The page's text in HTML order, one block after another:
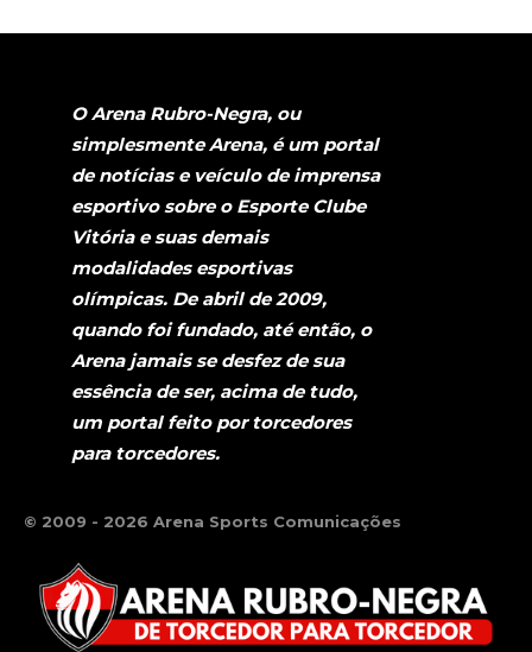
O Arena Rubro-Negra, ou
simplesmente Arena, é um portal
de notícias e veículo de imprensa
esportivo sobre o Esporte Clube
Vitória e suas demais
modalidades esportivas
olímpicas. De abril de 2009,
quando foi fundado, até então, o
Arena jamais se desfez de sua
essência de ser, acima de tudo,
um portal feito por torcedores
para torcedores.
© 2009 - 2026 Arena Sports Comunicações